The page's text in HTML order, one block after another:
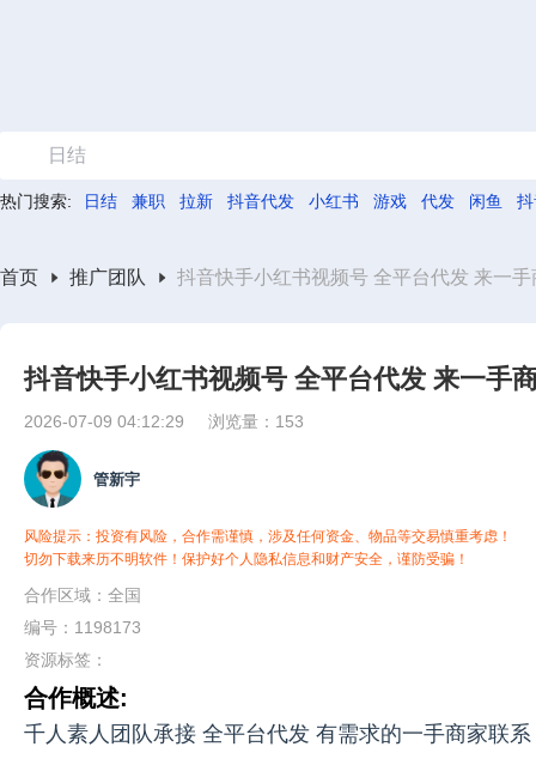
日结
热门搜索: 日结 兼职 拉新 抖音代发 小红书 游戏 代发 闲鱼
首页 推广团队 抖音快手小红书视频号 全平台代发 来一
抖音快手小红书视频号 全平台代发 来一手
2026-07-09 04:12:29 浏览量：153
管新宇
风险提示：投资有风险，合作需谨慎，涉及任何资金、物品等交易慎重考虑！
切勿下载来历不明软件！保护好个人隐私信息和财产安全，谨防受骗！
合作区域：全国
编号：1198173
资源标签：
合作概述:
千人素人团队承接 全平台代发 有需求的一手商家联